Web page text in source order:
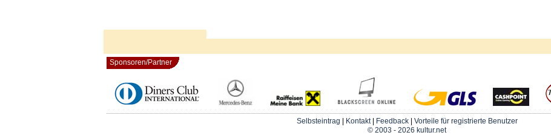
Sponsoren/Partner
Selbsteintrag Kontakt| Feedback| Vorteile für registrierte Benutzer
© 2003 - 2026 kultur.net